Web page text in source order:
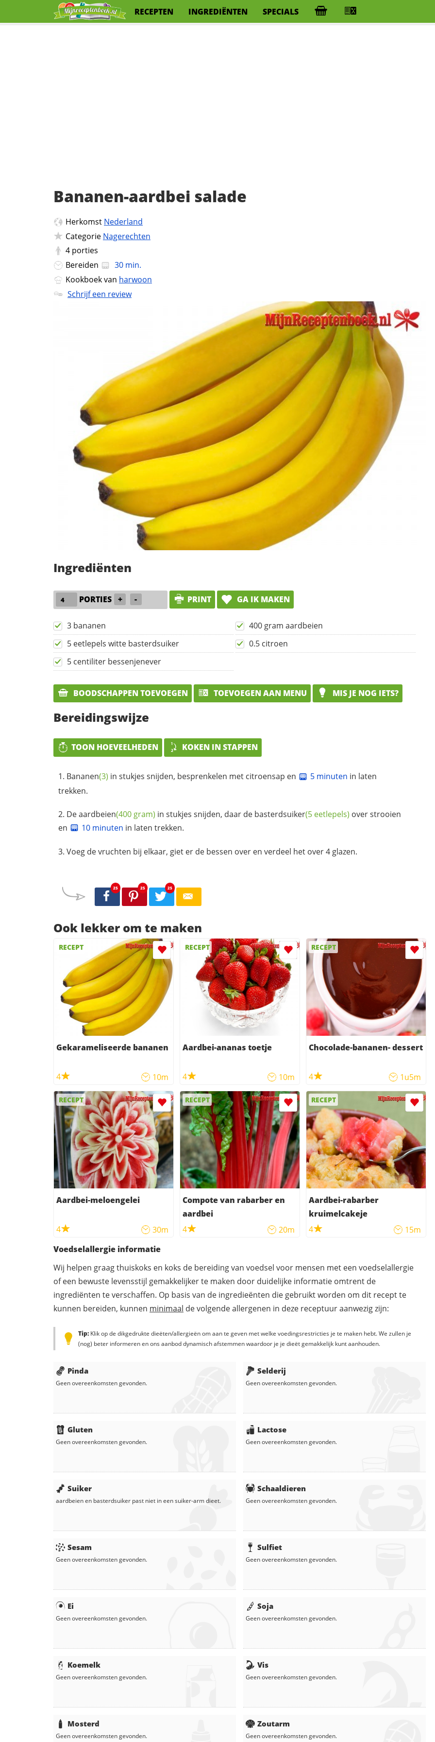
RECEPTEN INGREDIËNTEN SPECIALS
Bananen-aardbei salade
Herkomst Nederland
Categorie Nagerechten
4 porties
Bereiden
30 min.
Kookboek van harwoon
Schrijf een review
Ingrediënten
PORTIES + - PRINT GA IK MAKEN
3 bananen
400 gram aardbeien
5 eetlepels witte basterdsuiker
0.5 citroen
5 centiliter bessenjenever
BOODSCHAPPEN TOEVOEGEN TOEVOEGEN AAN MENU MIS JE NOG IETS?
Bereidingswijze
TOON HOEVEELHEDEN KOKEN IN STAPPEN
Bananen(3) in stukjes snijden, besprenkelen met citroensap en 5 minuten in laten
trekken.
Deaardbeien(400 gram) in stukjes snijden, daar de basterdsuiker(5 eetlepels) over strooien
en
10 minuten in laten trekken.
Voeg de vruchten bij elkaar, giet er de bessen over en verdeel het over 4 glazen.
25 25 25
Ook lekker om te maken
RECEPT
Gekarameliseerde bananen
4 10m
RECEPT
Aardbei-ananas toetje
4 10m
RECEPT
Chocolade-bananen- dessert
4 1u5m
RECEPT
Aardbei-meloengelei
4 30m
RECEPT
Compote van rabarber en
aardbei
4
20m
RECEPT
Aardbei-rabarber
kruimelcakeje
4
15m
Voedselallergie informatie
Wij helpen graag thuiskoks en koks de bereiding van voedsel voor mensen met een voedselallergie
of een bewuste levensstijl gemakkelijker te maken door duidelijke informatie omtrent de
ingrediënten te verschaffen. Op basis van de ingredieënten die gebruikt worden om dit recept te
kunnen bereiden, kunnen minimaal de volgende allergenen in deze receptuur aanwezig zijn:
Tip: Klik op de dikgedrukte dieëten/allergieën om aan te geven met welke voedingsrestricties je te maken hebt. We zullen je
(nog) beter informeren en ons aanbod dynamisch afstemmen waardoor je je dieët gemakkelijk kunt aanhouden.
Pinda
Geen overeenkomsten gevonden.
Gluten
Geen overeenkomsten gevonden.
Suiker
aardbeienen basterdsuiker past niet in een suiker-arm dieet.
Sesam
Geen overeenkomsten gevonden.
Ei
Geen overeenkomsten gevonden.
Koemelk
Geen overeenkomsten gevonden.
Mosterd
Geen overeenkomsten gevonden.
Selderij
Geen overeenkomsten gevonden.
Lactose
Geen overeenkomsten gevonden.
Schaaldieren
Geen overeenkomsten gevonden.
Sulfiet
Geen overeenkomsten gevonden.
Soja
Geen overeenkomsten gevonden.
Vis
Geen overeenkomsten gevonden.
Zoutarm
Geen overeenkomsten gevonden.